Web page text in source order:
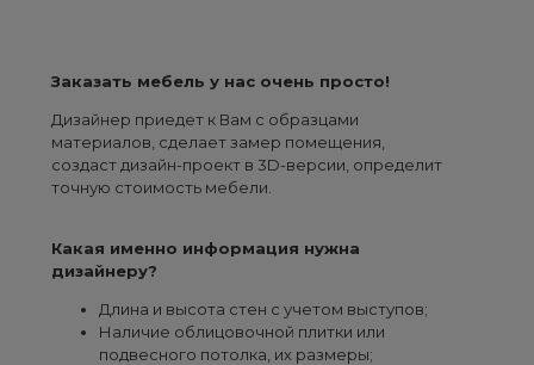
Заказать мебель у нас очень просто!
Дизайнер приедет к Вам с образцами
материалов, сделает замер помещения,
создаст дизайн-проект в 3D-версии, определит
точную стоимость мебели.
Какая именно информация нужна
дизайнеру?
Длина и высота стен с учетом выступов;
Наличие облицовочной плитки или
подвесного потолка, их размеры;